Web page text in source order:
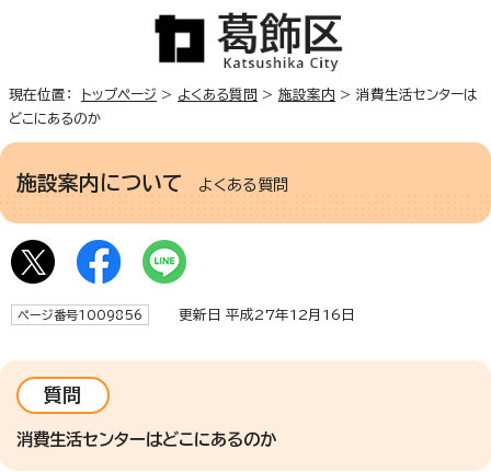
現在位置： トップページ > よくある質問 > 施設案内 > 消費生活センターは
どこにあるのか
施設案内について よくある質問
ページ番号1009856 更新日 平成27年12月16日
質問
消費生活センターはどこにあるのか